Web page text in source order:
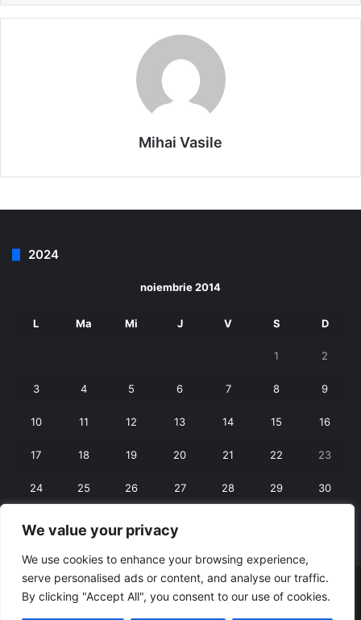
We value your privacy
We use cookies to enhance your browsing experience,
serve personalised ads or content, and analyse our traffic.
By clicking "Accept All", you consent to our use of cookies.
Mihai Vasile
2024
noiembrie 2014
L Ma Mi J V S D
1 2
3 4 5 6 7 8 9
10 11 12 13 14 15 16
17 18 19 20 21 22 23
24 25 26 27 28 29 30
« oct. dec. »
© Copyright 2026, All Rights Reserved | RexNet